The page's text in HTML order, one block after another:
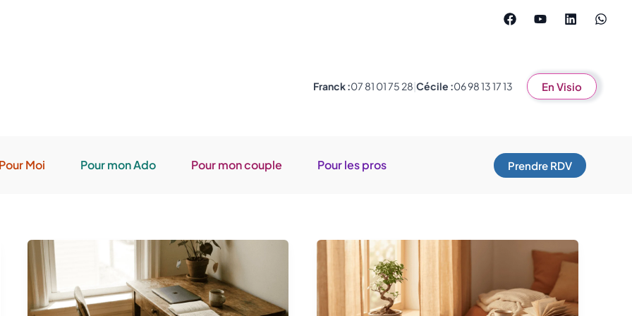
Franck :07 81 01 75 28|Cécile :06 98 13 17 13 En Visio
Pour Moi Pour mon Ado Pour mon couple Pour les pros Prendre RDV